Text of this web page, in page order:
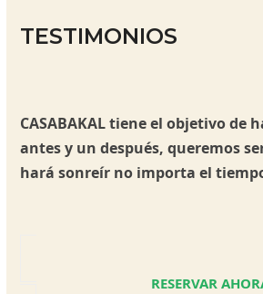
TESTIMONIOS
CASABAKAL tiene el objetivo de
antes y un después, queremos
hará sonreír no importa el
RESERVAR